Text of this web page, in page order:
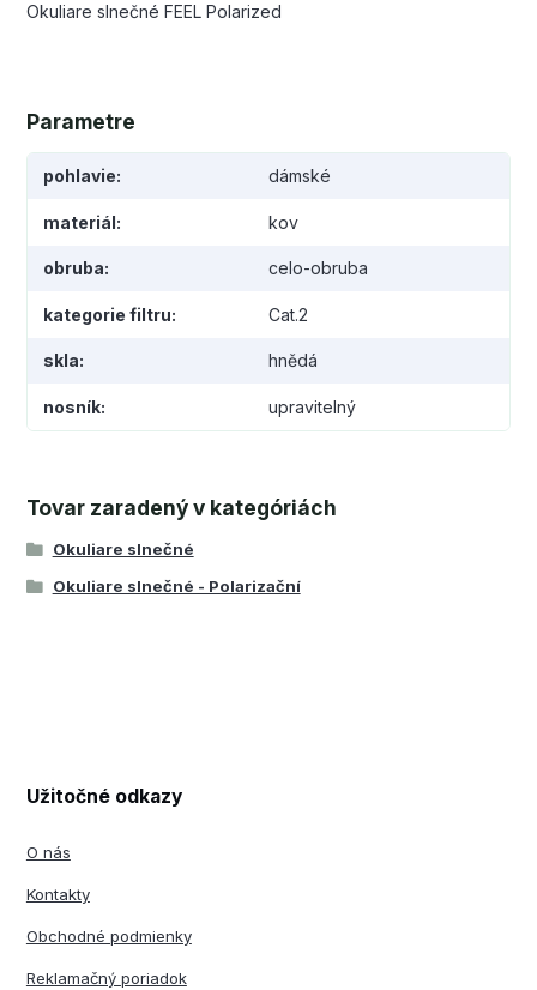
Okuliare slnečné FEEL Polarized
Parametre
pohlavie dámské
materiál kov
obruba celo-obruba
kategorie filtru Cat.2
skla hnědá
nosník upravitelný
Tovar zaradený v kategóriách
Okuliare slnečné
Okuliare slnečné - Polarizační
Užitočné odkazy
O nás
Kontakty
Obchodné podmienky
Reklamačný poriadok